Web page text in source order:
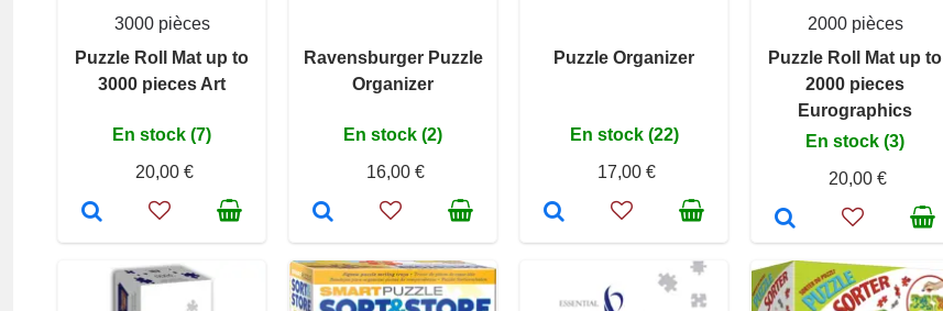
3000 pièces
Puzzle Roll Mat up to
3000 pieces Art
En stock (7)
20,00 €
Ravensburger Puzzle
Organizer
En stock (2)
16,00 €
Puzzle Organizer
En stock (22)
17,00 €
2000 pièces
Puzzle Roll Mat up to
2000 pieces
Eurographics
En stock (3)
20,00 €